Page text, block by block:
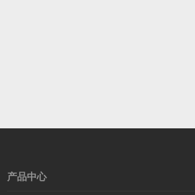
产品中心